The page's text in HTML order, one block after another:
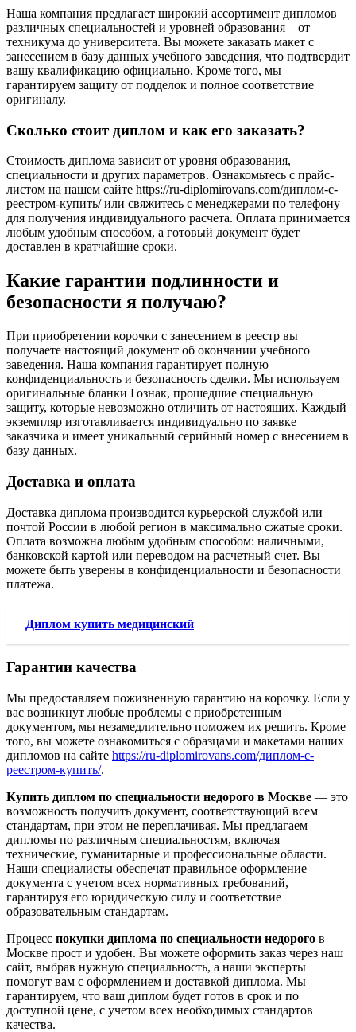
Наша компания предлагает широкий ассортимент дипломов
различных специальностей и уровней образования – от
техникума до университета. Вы можете заказать макет с
занесением в базу данных учебного заведения, что подтвердит
вашу квалификацию официально. Кроме того, мы
гарантируем защиту от подделок и полное соответствие
оригиналу.
Сколько стоит диплом и как его заказать?
Стоимость диплома зависит от уровня образования,
специальности и других параметров. Ознакомьтесь с прайс-
листом на нашем сайте https://ru-diplomirovans.com/диплом-с-
реестром-купить/ или свяжитесь с менеджерами по телефону
для получения индивидуального расчета. Оплата принимается
любым удобным способом, а готовый документ будет
доставлен в кратчайшие сроки.
Какие гарантии подлинности и
безопасности я получаю?
При приобретении корочки с занесением в реестр вы
получаете настоящий документ об окончании учебного
заведения. Наша компания гарантирует полную
конфиденциальность и безопасность сделки. Мы используем
оригинальные бланки Гознак, прошедшие специальную
защиту, которые невозможно отличить от настоящих. Каждый
экземпляр изготавливается индивидуально по заявке
заказчика и имеет уникальный серийный номер с внесением в
базу данных.
Доставка и оплата
Доставка диплома производится курьерской службой или
почтой России в любой регион в максимально сжатые сроки.
Оплата возможна любым удобным способом: наличными,
банковской картой или переводом на расчетный счет. Вы
можете быть уверены в конфиденциальности и безопасности
платежа.
Диплом купить медицинский
Гарантии качества
Мы предоставляем пожизненную гарантию на корочку. Если у
вас возникнут любые проблемы с приобретенным
документом, мы незамедлительно поможем их решить. Кроме
того, вы можете ознакомиться с образцами и макетами наших
дипломов на сайте https://ru-diplomirovans.com/диплом-с-
реестром-купить/.
Купить диплом по специальности недорого в Москве — это
возможность получить документ, соответствующий всем
стандартам, при этом не переплачивая. Мы предлагаем
дипломы по различным специальностям, включая
технические, гуманитарные и профессиональные области.
Наши специалисты обеспечат правильное оформление
документа с учетом всех нормативных требований,
гарантируя его юридическую силу и соответствие
образовательным стандартам.
Процесс покупки диплома по специальности недорого в
Москве прост и удобен. Вы можете оформить заказ через наш
сайт, выбрав нужную специальность, а наши эксперты
помогут вам с оформлением и доставкой диплома. Мы
гарантируем, что ваш диплом будет готов в срок и по
доступной цене, с учетом всех необходимых стандартов
качества.